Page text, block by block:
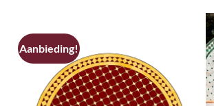
Aanbieding!